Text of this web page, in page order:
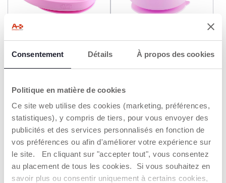
Consentement Détails À propos des cookies
Politique en matière de cookies
Ce site web utilise des cookies (marketing, préférences,
statistiques), y compris de tiers, pour vous envoyer des
publicités et des services personnalisés en fonction de
vos préférences ou afin d'améliorer votre expérience sur
le site. En cliquant sur "accepter tout", vous consentez
au placement de tous les cookies. Si vous souhaitez en
savoir plus ou consentir uniquement à certains cookies,
Assiette Coeur Silicone -
AJOUTER
Bol Silicone - 6M+
AJOUTER
2=3